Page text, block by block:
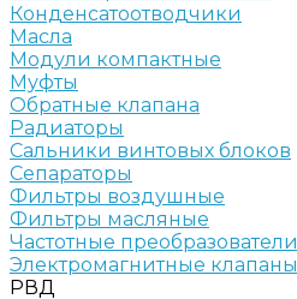
Конденсатоотводчики
Масла
Модули компактные
Муфты
Обратные клапана
Радиаторы
Сальники винтовых блоков
Сепараторы
Фильтры воздушные
Фильтры масляные
Частотные преобразователи
Электромагнитные клапаны
РВД